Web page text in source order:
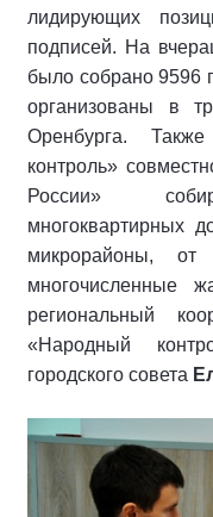
лидирующих
подписей. На
было собрано 9596
организованы в
Оренбурга. Также
контроль»
России»
многоквартирных
микрорайоны, от
многочисленные
региональный
«Народный
городского совета